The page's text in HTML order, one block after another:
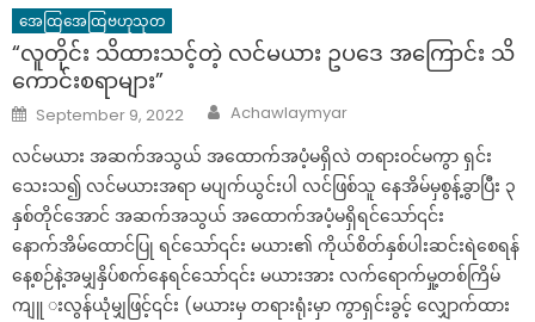
အေထြအေထြဗဟုသုတ
“လူတိုင်း သိထားသင့်တဲ့ လင်မယား ဥပဒေ အကြောင်း သိ
ကောင်းစရာများ”
Posted
on
September 9, 2022 Author
Achawlaymyar
လင်မယား အဆက်အသွယ် အထောက်အပံ့မရှိလဲ တရားဝင်မကွာ ရှင်း
သေးသ၍ လင်မယားအရာ မပျက်ယွင်းပါ လင်ဖြစ်သူ နေအိမ်မှစွန့်ခွာပြီး ၃
နှစ်တိုင်အောင် အဆက်အသွယ် အထောက်အပံ့မရှိရင်သော်၎င်း
နောက်အိမ်ထောင်ပြု ရင်သော်၎င်း မယား၏ ကိုယ်စိတ်နှစ်ပါးဆင်းရဲစေရန်
နေ့စဉ်နဲ့အမျှနှိပ်စက်နေရင်သော်၎င်း မယားအား လက်ရောက်မှု့တစ်ကြိမ်
ကျူ းလွန်ယုံမျှဖြင့်၎င်း (မယားမှ တရားရုံးမှာ ကွာရှင်းခွင့် လျှောက်ထား